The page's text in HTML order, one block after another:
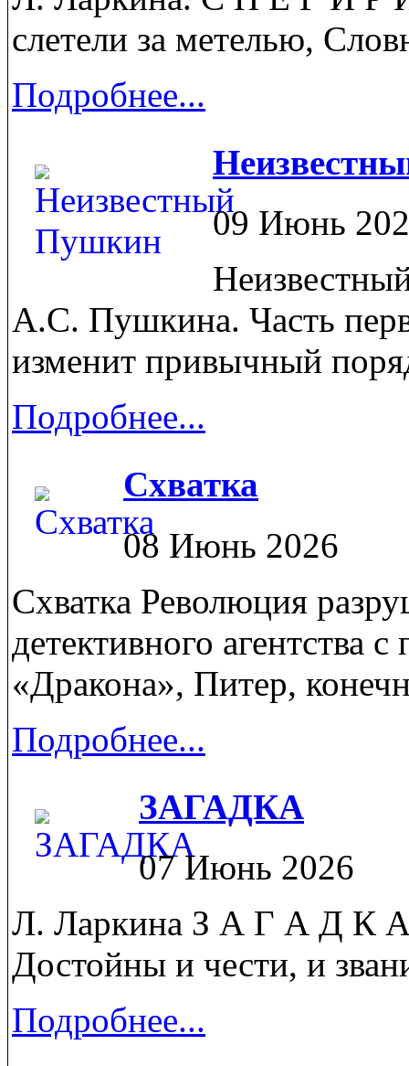
слетели за метелью,
Подробнее...
09 Июнь
А.С. Пушкина. Часть
изменит привычный
Подробнее...
Схватка
08 Июнь 2026
Схватка Революция
детективного агентства
«Дракона», Питер,
Подробнее...
ЗАГАДКА
07 Июнь 2026
Л. Ларкина З А Г А Д К А
Достойны и чести, и
Подробнее...